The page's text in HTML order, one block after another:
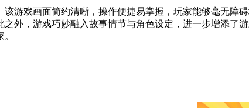
游戏画面简约清晰，操作便捷易掌握，玩家能够毫无障
外，游戏巧妙融入故事情节与角色设定，进一步增添了